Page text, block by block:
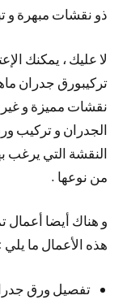
ذو نقشات مبهرة
لا عليك ، يمكنك
تركيبورق جدران
نقشات مميزة و
الجدران و تركيب
النقشة التي يرغب
من نوعها .
و هناك أيضا أعمال
هذه الأعمال ما يلي :
تفصيل ورق